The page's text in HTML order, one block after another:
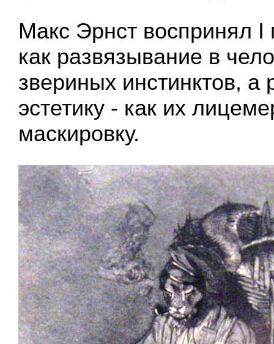
Макс Эрнст воспринял
как развязывание в
звериных инстинктов,
эстетику - как их
маскировку.